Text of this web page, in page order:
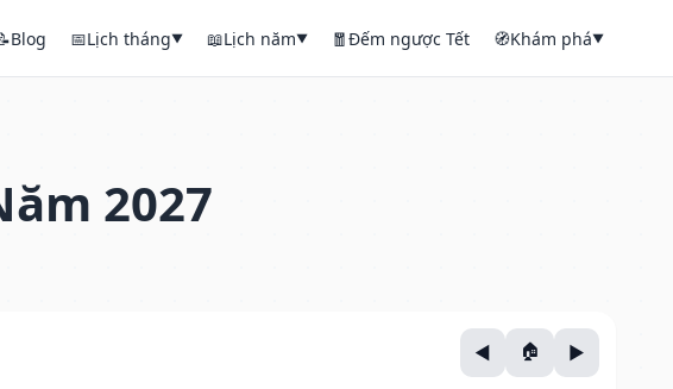
Blog 📅Lịch tháng▼ 📖Lịch năm▼ 🧧Đếm ngược Tết 🧭Khám phá▼
2027